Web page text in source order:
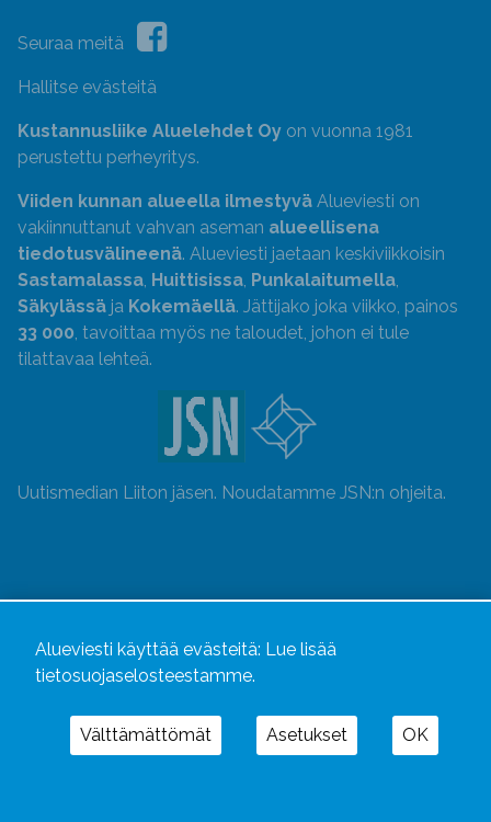
Seuraa meitä
Hallitse evästeitä
Kustannusliike Aluelehdet Oy on vuonna 1981
perustettu perheyritys.
Viiden kunnan alueella ilmestyvä Alueviesti on
vakiinnuttanut vahvan aseman alueellisena
tiedotusvälineenä. Alueviesti jaetaan keskiviikkoisin
Sastamalassa, Huittisissa, Punkalaitumella,
Säkylässä ja Kokemäellä. Jättijako joka viikko, painos
33 000, tavoittaa myös ne taloudet, johon ei tule
tilattavaa lehteä.
Uutismedian Liiton jäsen. Noudatamme JSN:n ohjeita.
Alueviesti käyttää evästeitä: Lue lisää
tietosuojaselosteestamme.
Välttämättömät Asetukset OK